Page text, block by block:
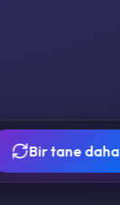
Bir tane daha